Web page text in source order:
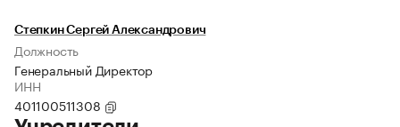
Степкин Сергей Александрович
Должность
Генеральный Директор
ИНН
401100511308